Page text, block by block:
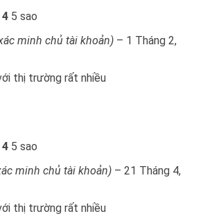
4 5 sao
minh chủ tài khoản) – 1 Tháng 2,
thị trường rất nhiều
4 5 sao
minh chủ tài khoản) – 21 Tháng 4,
thị trường rất nhiều